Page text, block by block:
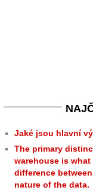
Jaké jsou hlavní
The primary
warehouse is
difference
nature of the data.